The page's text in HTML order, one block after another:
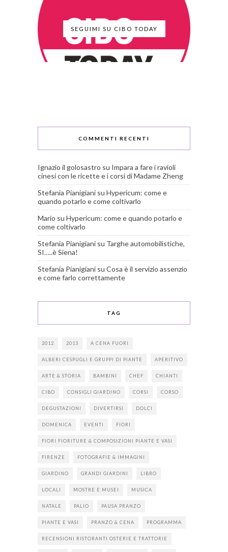
SEGUIMI SU CIBO TODAY
COMMENTI RECENTI
Ignazio il golosastro su Impara a fare i ravioli
cinesi con le ricette e i corsi di Madame Zheng
Stefania Pianigiani su Hypericum: come e
quando potarlo e come coltivarlo
Mario su Hypericum: come e quando potarlo e
come coltivarlo
Stefania Pianigiani su Targhe automobilistiche,
SI…..è Siena!
Stefania Pianigiani su Cosa è il servizio assenzio
e come farlo correttamente
TAG
2012 2013 A CENA FUORI
ALBERI CESPUGLI E GRUPPI DI PIANTE APERITIVO
ARTE & STORIA BAMBINI CHEF CHIANTI
CIBO CONSIGLI GIARDINO CORSI CORSO
DEGUSTAZIONI DIVERTIRSI DOLCI
DOMENICA EVENTI FIORI
FIORI FIORITURE & COMPOSIZIONI PIANTE E VASI
FIRENZE FOTOGRAFIE & IMMAGINI
GIARDINO GRANDI GIARDINI LIBRO
LOCALI MOSTRE E MUSEI MUSICA
NATALE PALIO PAUSA PRANZO
PIANTE E VASI PRANZO & CENA PROGRAMMA
RECENSIONI RISTORANTI OSTERIE E TRATTORIE